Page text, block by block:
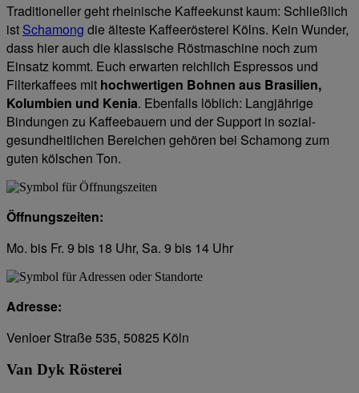
Traditioneller geht rheinische Kaffeekunst kaum: Schließlich
ist Schamong die älteste Kaffeerösterei Kölns. Kein Wunder,
dass hier auch die klassische Röstmaschine noch zum
Einsatz kommt. Euch erwarten reichlich Espressos und
Filterkaffees mit hochwertigen Bohnen aus Brasilien,
Kolumbien und Kenia. Ebenfalls löblich: Langjährige
Bindungen zu Kaffeebauern und der Support in sozial-
gesundheitlichen Bereichen gehören bei Schamong zum
guten kölschen Ton.
Öffnungszeiten:
Mo. bis Fr. 9 bis 18 Uhr, Sa. 9 bis 14 Uhr
Adresse:
Venloer Straße 535, 50825 Köln
Van Dyk Rösterei